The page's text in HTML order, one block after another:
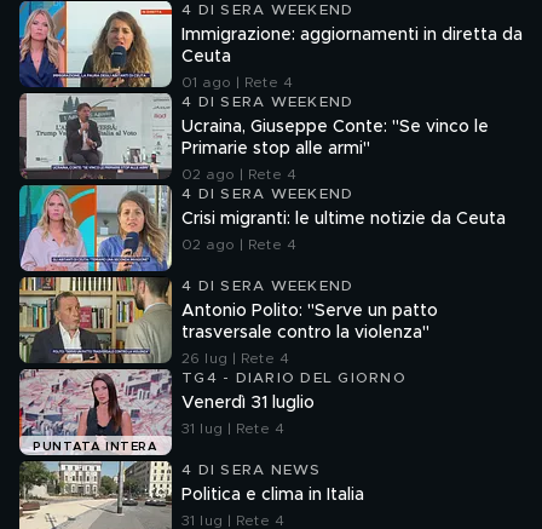
4 DI SERA WEEKEND
Immigrazione: aggiornamenti in diretta da
Ceuta
01 ago | Rete 4
4 DI SERA WEEKEND
Ucraina, Giuseppe Conte: "Se vinco le
Primarie stop alle armi"
02 ago | Rete 4
4 DI SERA WEEKEND
Crisi migranti: le ultime notizie da Ceuta
02 ago | Rete 4
4 DI SERA WEEKEND
Antonio Polito: "Serve un patto
trasversale contro la violenza"
26 lug | Rete 4
PUNTATA INTERA
TG4 - DIARIO DEL GIORNO
Venerdì 31 luglio
31 lug | Rete 4
4 DI SERA NEWS
Politica e clima in Italia
31 lug | Rete 4